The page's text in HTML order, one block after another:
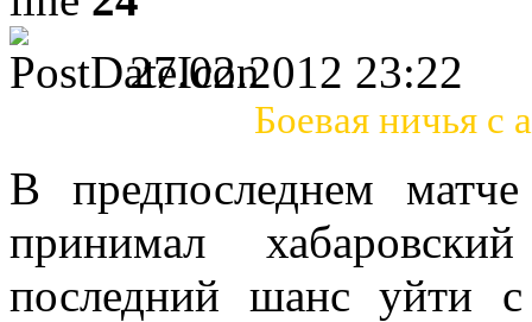
27.02.2012 23:22
Боевая ничья с
В предпоследнем
принимал
последний шанс уйти